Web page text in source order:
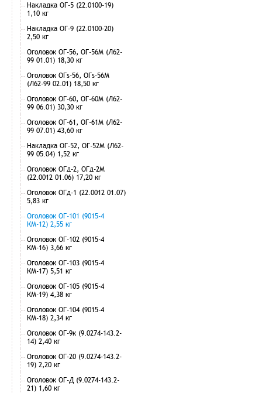
Накладка ОГ-5 (22.0100-19)
1,10 кг
Накладка ОГ-9 (22.0100-20)
2,50 кг
Оголовок ОГ-56, ОГ-56М (Л62-
99 01.01) 18,30 кг
Оголовок ОГs-56, ОГs-56М
(Л62-99 02.01) 18,50 кг
Оголовок ОГ-60, ОГ-60М (Л62-
99 06.01) 30,30 кг
Оголовок ОГ-61, ОГ-61М (Л62-
99 07.01) 43,60 кг
Накладка ОГ-52, ОГ-52М (Л62-
99 05.04) 1,52 кг
Оголовок ОГд-2, ОГд-2М
(22.0012 01.06) 17,20 кг
Оголовок ОГд-1 (22.0012 01.07)
5,83 кг
Оголовок ОГ-101 (9015-4
КМ-12) 2,55 кг
Оголовок ОГ-102 (9015-4
КМ-16) 3,66 кг
Оголовок ОГ-103 (9015-4
КМ-17) 5,51 кг
Оголовок ОГ-105 (9015-4
КМ-19) 4,38 кг
Оголовок ОГ-104 (9015-4
КМ-18) 2,34 кг
Оголовок ОГ-9к (9.0274-143.2-
14) 2,40 кг
Оголовок ОГ-20 (9.0274-143.2-
19) 2,20 кг
Оголовок ОГ-Д (9.0274-143.2-
21) 1,60 кг